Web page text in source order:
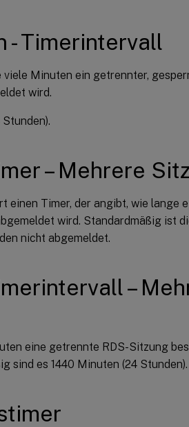
- Timerintervall
Minuten ein getrennter,
wird.
– Mehrere
einen Timer, der angibt, wie lange
wird. Standardmäßig ist
nicht abgemeldet.
–
eine getrennte RDS-Sitzung
sind es 1440 Minuten (24 Stunden).